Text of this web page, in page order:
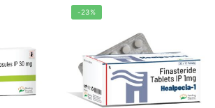
-23%